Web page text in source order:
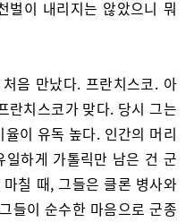
벌이 내리지는 않았으니 뭐
음 만났다. 프란치스코. 아
란치스코가 맞다. 당시 그는
이 유독 높다. 인간의 머리
하게 가톨릭만 남은 건 군
칠 때, 그들은 클론 병사와
들이 순수한 마음으로 군종